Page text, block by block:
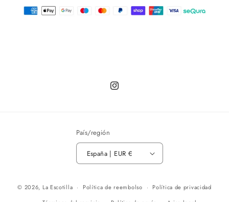
Instagram
País/región
España | EUR €
© 2026, La Escotilla Política de reembolso
Política de privacidad